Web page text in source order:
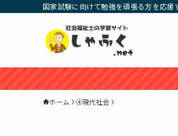
国家試験に向けて勉強を頑張る方を応援
ホーム ④現代社会